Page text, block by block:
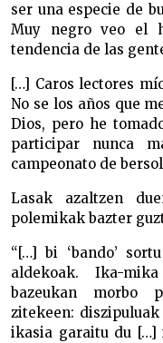
ser una especie de
Muy negro veo el
tendencia de las
[…] Caros lectores
No se los años que
Dios, pero he
participar nunca
campeonato de
Lasak azaltzen
polemikak bazter
“[…] bi ‘bando’
aldekoak. Ika-
bazeukan morbo
zitekeen:
ikasia garaitu du […]